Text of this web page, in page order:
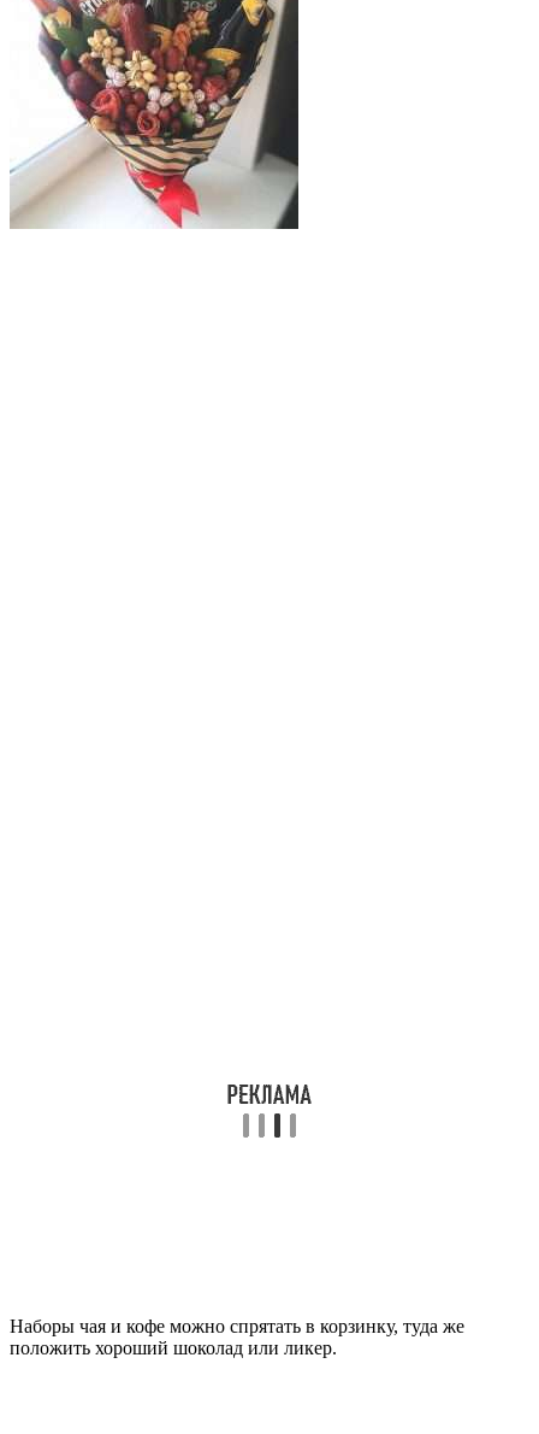
Наборы чая и кофе можно спрятать в корзинку, туда же
положить хороший шоколад или ликер.